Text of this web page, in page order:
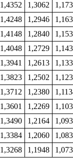
1,4352 1,3062
1,4248 1,2946
1,4148 1,2840
1,4048 1,2729
1,3941 1,2613
1,3823 1,2502
1,3712 1,2380
1,3601 1,2269
1,3490 1,2164
1,3384 1,2060
1,3268 1,1948